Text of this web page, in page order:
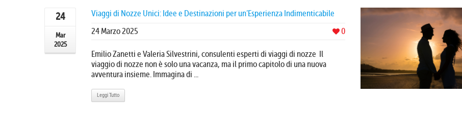
24
Mar
2025
Viaggi di Nozze Unici: Idee e Destinazioni per un’Esperienza Indimenticabile
0
24 Marzo 2025
Emilio Zanetti e Valeria Silvestrini, consulenti esperti di viaggi di nozze Il
viaggio di nozze non è solo una vacanza, ma il primo capitolo di una nuova
avventura insieme. Immagina di ...
Leggi Tutto